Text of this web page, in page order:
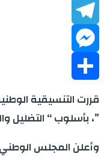
LinkedIn
Telegram
Messenger
Share
قررت التنسيقية
”، بأسلوب “ التضليل
وأعلن المجلس الوطني